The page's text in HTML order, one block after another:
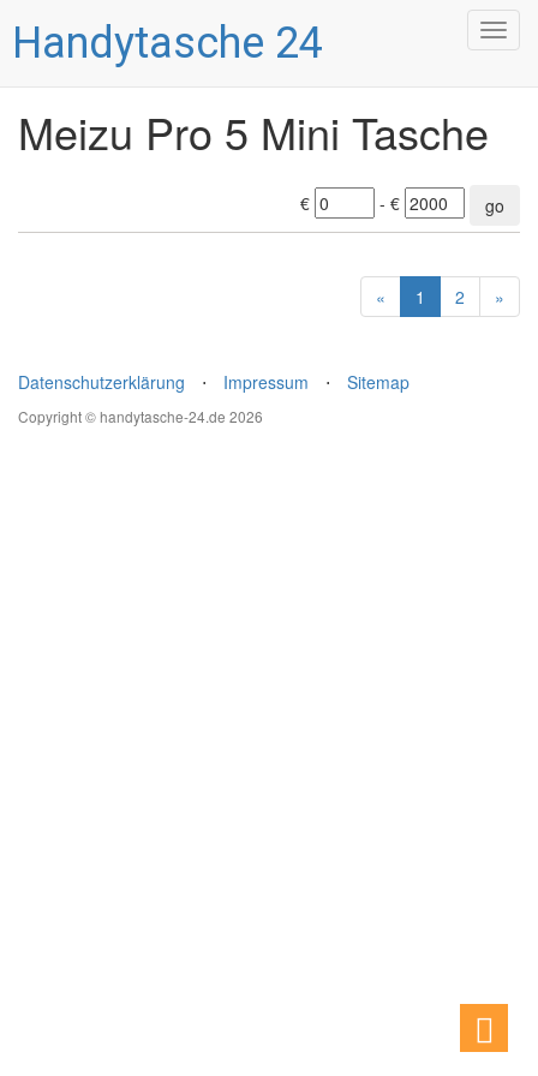
Handytasche 24
Meizu Pro 5 Mini Tasche
€ - € go
« 1 2 »
Datenschutzerklärung ⋅ Impressum ⋅ Sitemap
Copyright © handytasche-24.de 2026